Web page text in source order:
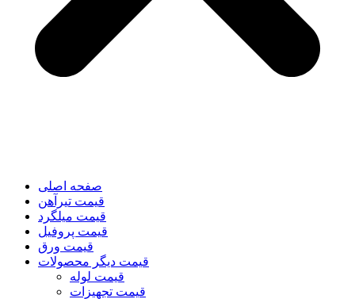
صفحه اصلی
قیمت تیرآهن
قیمت میلگرد
قیمت پروفیل
قیمت ورق
قیمت دیگر محصولات
قیمت لوله
قیمت تجهیزات